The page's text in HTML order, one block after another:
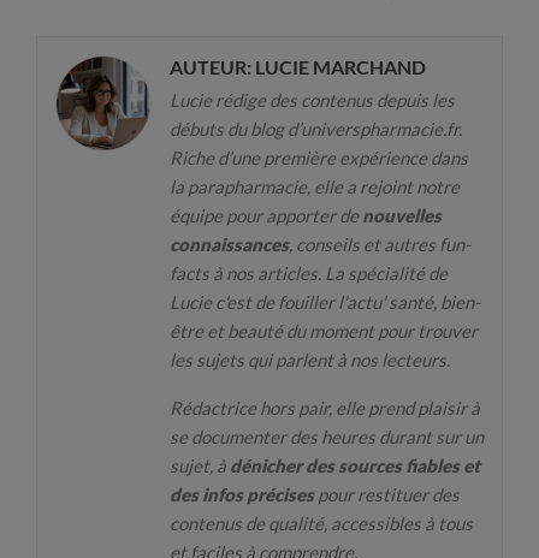
AUTEUR: LUCIE MARCHAND
Lucie rédige des contenus depuis les
débuts du blog d’universpharmacie.fr.
Riche d’une première expérience dans
la parapharmacie, elle a rejoint notre
équipe pour apporter denouvelles
connaissances, conseils et autres fun-
facts à nos articles. La spécialité de
Lucie c'est de fouiller l'actu' santé, bien-
être et beauté du moment pour trouver
les sujets qui parlent à nos lecteurs.
Rédactrice hors pair, elle prend plaisir à
se documenter des heures durant sur un
sujet, à dénicher des sources fiables et
des infos précisespour restituer des
contenus de qualité, accessibles à tous
et faciles à comprendre.